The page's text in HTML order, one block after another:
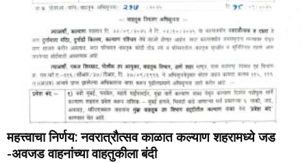
महत्त्वाचा निर्णय: नवरात्रौत्सव काळात कल्याण शहरामध्ये जड
-अवजड वाहनांच्या वाहतुकीला बंदी